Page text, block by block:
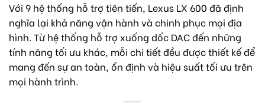
Với 9 hệ thống hỗ trợ tiên tiến, Lexus LX 600 đã định
nghĩa lại khả năng vận hành và chinh phục mọi địa
hình. Từ hệ thống hỗ trợ xuống dốc DAC đến những
tính năng tối ưu khác, mỗi chi tiết đều được thiết kế để
mang đến sự an toàn, ổn định và hiệu suất tối ưu trên
mọi hành trình.